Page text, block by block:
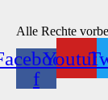
Alle Rechte
f